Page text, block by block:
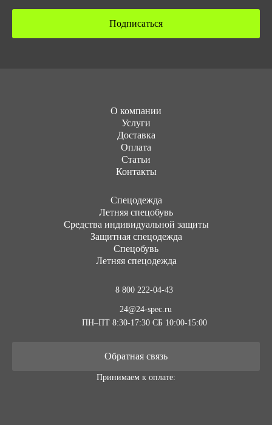
Подписаться
О компании
Услуги
Доставка
Оплата
Статьи
Контакты
Cпецодежда
Летняя спецобувь
Средства индивидуальной защиты
Защитная спецодежда
Спецобувь
Летняя спецодежда
8 800 222-04-43
24@24-spec.ru
ПН–ПТ 8:30-17:30 СБ 10:00-15:00
Обратная связь
Принимаем к оплате: